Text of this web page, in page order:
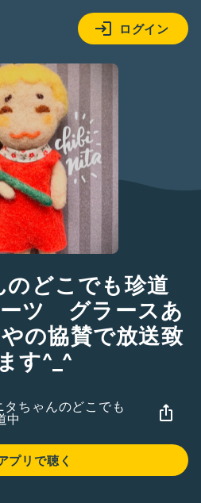
ログイン
どこでも珍道
ツ グラースあ
の協賛で放送致
す^_^
ちゃんのどこでも
中
プリで聴く